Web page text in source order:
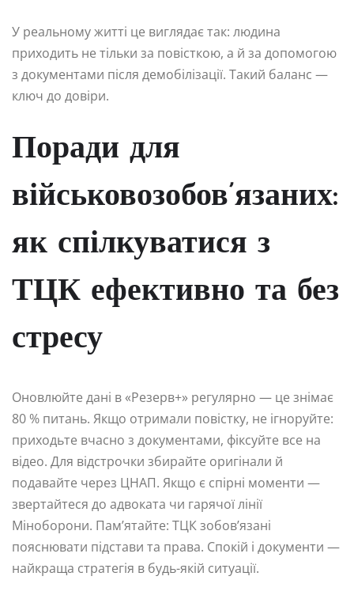
У реальному житті це виглядає так: людина
приходить не тільки за повісткою, а й за допомогою
з документами після демобілізації. Такий баланс —
ключ до довіри.
Поради для
військовозобов’язаних:
як спілкуватися з
ТЦК ефективно та без
стресу
Оновлюйте дані в «Резерв+» регулярно — це знімає
80 % питань. Якщо отримали повістку, не ігноруйте:
приходьте вчасно з документами, фіксуйте все на
відео. Для відстрочки збирайте оригінали й
подавайте через ЦНАП. Якщо є спірні моменти —
звертайтеся до адвоката чи гарячої лінії
Міноборони. Пам’ятайте: ТЦК зобов’язані
пояснювати підстави та права. Спокій і документи —
найкраща стратегія в будь-якій ситуації.